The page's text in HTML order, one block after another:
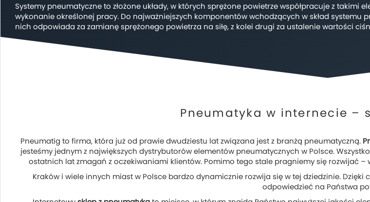
Systemy pneumatyczne to złożone układy, w których sprężone powietrze współpracuje z
wykonanie określonej pracy. Do najważniejszych komponentów wchodzących w skład systemu
nich odpowiada za zamianę sprężonego powietrza na siłę, z kolei drugi za ustalenie wartości
Pneumatyka w internecie –
Pneumatig to firma, która już od prawie dwudziestu lat związana jest z branżą pneumatyczną.
jesteśmy jednym z największych dystrybutorów elementów pneumatycznych w Polsce.
ostatnich lat zmagań z oczekiwaniami klientów. Pomimo tego stale pragniemy się rozwijać
Kraków i wiele innych miast w Polsce bardzo dynamicznie rozwija się w tej dziedzinie.
odpowiedzieć na Państwa